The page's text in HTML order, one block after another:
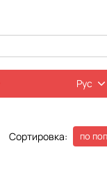
Рус
Сортировка: по